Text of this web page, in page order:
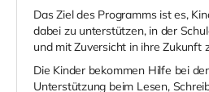
Das Ziel des Programms ist es,
dabei zu unterstützen, in der
und mit Zuversicht in ihre Zukunft
Die Kinder bekommen Hilfe bei
Unterstützung beim Lesen,